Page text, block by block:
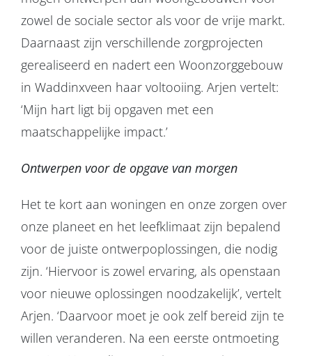
zowel de sociale sector als voor de vrije markt.
Daarnaast zijn verschillende zorgprojecten
gerealiseerd en nadert een Woonzorggebouw
in Waddinxveen haar voltooiing. Arjen vertelt:
‘Mijn hart ligt bij opgaven met een
maatschappelijke impact.’
Ontwerpen voor de opgave van morgen
Het te kort aan woningen en onze zorgen over
onze planeet en het leefklimaat zijn bepalend
voor de juiste ontwerpoplossingen, die nodig
zijn. ‘Hiervoor is zowel ervaring, als openstaan
voor nieuwe oplossingen noodzakelijk’, vertelt
Arjen. ‘Daarvoor moet je ook zelf bereid zijn te
willen veranderen. Na een eerste ontmoeting